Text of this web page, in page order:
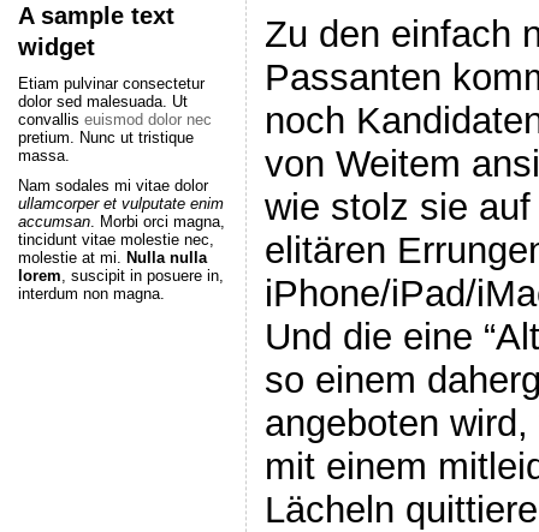
A sample text
widget
Etiam pulvinar consectetur
dolor sed malesuada. Ut
convallis euismod dolor nec
pretium. Nunc ut tristique
massa.
Nam sodales mi vitae dolor
ullamcorper et vulputate enim
accumsan. Morbi orci magna,
tincidunt vitae molestie nec,
molestie at mi. Nulla nulla
lorem, suscipit in posuere in,
interdum non magna.
Zu den einfach
Passanten
noch
von Weitem
wie stolz sie
elitären
iPhone/iPad/
Und die eine
so einem
angeboten
mit einem
Lächeln